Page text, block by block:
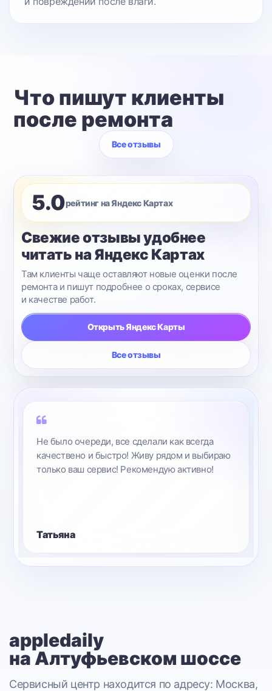
Что пишут клиенты
после ремонта
Все отзывы
5.0рейтинг на Яндекс Картах
Свежие отзывы удобнее
читать на Яндекс Картах
Там клиенты чаще оставляют новые оценки после
ремонта и пишут подробнее о сроках, сервисе
и качестве работ.
Открыть Яндекс Карты
Все отзывы
Не было очереди, все сделали как всегда
качествено и быстро! Живу рядом и выбираю
только ваш сервис! Рекомендую активно!
Татьяна
appledaily
на Алтуфьевском шоссе
Сервисный центр находится по адресу: Москва,